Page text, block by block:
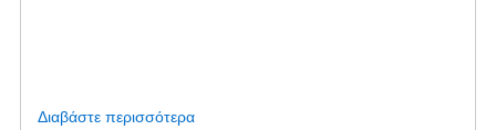
Διαβάστε περισσότεραγια